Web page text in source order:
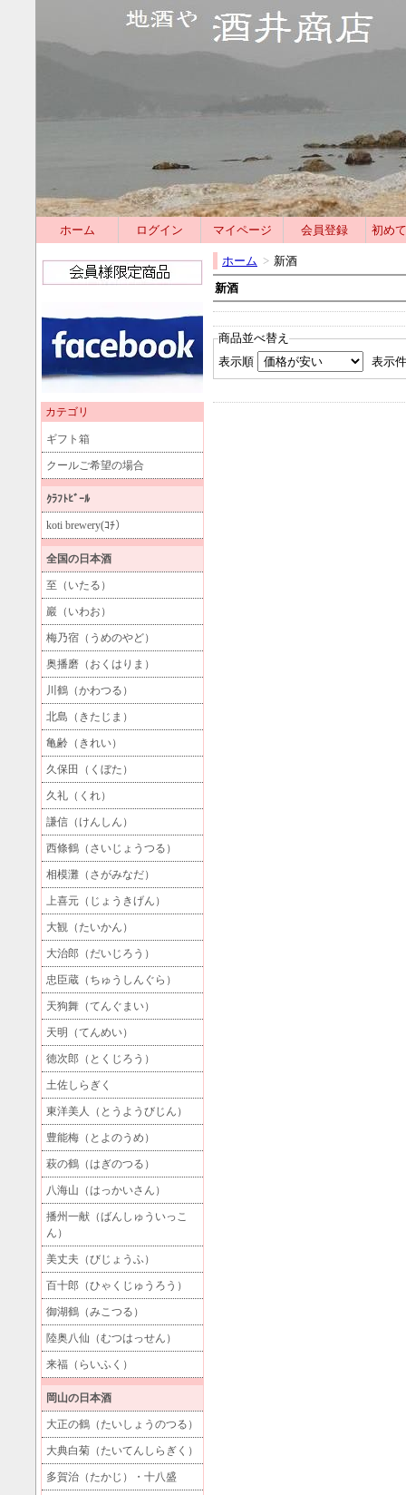
ホーム ログイン マイページ 会員登録 初め
ホーム > 新酒
新酒
商品並べ替え
表示順
表示
カテゴリ
ギフト箱
クールご希望の場合
ｸﾗﾌﾄﾋﾞｰﾙ
koti brewery(ｺﾁ）
全国の日本酒
至（いたる）
巖（いわお）
梅乃宿（うめのやど）
奥播磨（おくはりま）
川鶴（かわつる）
北島（きたじま）
亀齢（きれい）
久保田（くぼた）
久礼（くれ）
謙信（けんしん）
西條鶴（さいじょうつる）
相模灘（さがみなだ）
上喜元（じょうきげん）
大観（たいかん）
大治郎（だいじろう）
忠臣蔵（ちゅうしんぐら）
天狗舞（てんぐまい）
天明（てんめい）
徳次郎（とくじろう）
土佐しらぎく
東洋美人（とうようびじん）
豊能梅（とよのうめ）
萩の鶴（はぎのつる）
八海山（はっかいさん）
播州一献（ばんしゅういっこ
ん）
美丈夫（びじょうふ）
百十郎（ひゃくじゅうろう）
御湖鶴（みこつる）
陸奥八仙（むつはっせん）
来福（らいふく）
岡山の日本酒
大正の鶴（たいしょうのつる）
大典白菊（たいてんしらぎく）
多賀治（たかじ）・十八盛